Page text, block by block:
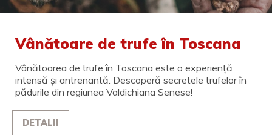
Vânătoare de trufe în Toscana
Vânătoarea de trufe în Toscana este o experiență
intensă și antrenantă. Descoperă secretele trufelor în
pădurile din regiunea Valdichiana Senese!
DETALII